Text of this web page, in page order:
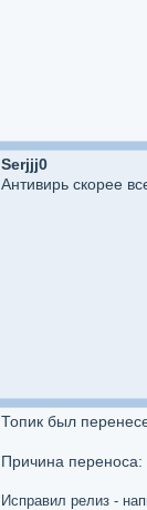
Serjjj0
Антивирь скорее
Топик был
Причина
Исправил релиз -